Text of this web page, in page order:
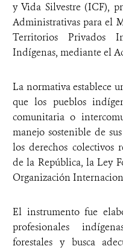
y Vida Silvestre (ICF),
Administrativas para el
Territorios Privados
Indígenas, mediante el
La normativa establece
que los pueblos
comunitaria o
manejo sostenible de
los derechos colectivos
de la República, la Ley
Organización
El instrumento fue
profesionales
forestales y busca